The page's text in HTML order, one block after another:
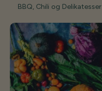
BBQ, Chili og Delikatesser